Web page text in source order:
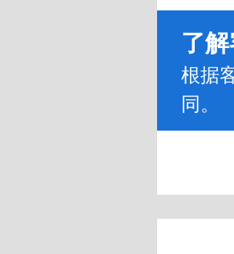
了
根据
同。